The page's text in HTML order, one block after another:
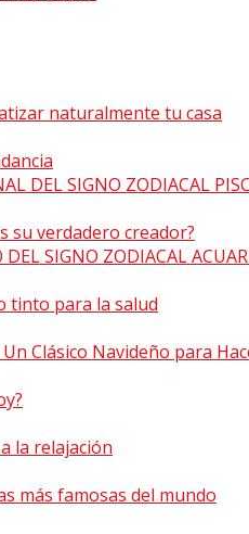
naturalmente tu casa
DEL SIGNO ZODIACAL
su verdadero creador?
DEL SIGNO ZODIACAL
tinto para la salud
Clásico Navideño para
la relajación
más famosas del mundo